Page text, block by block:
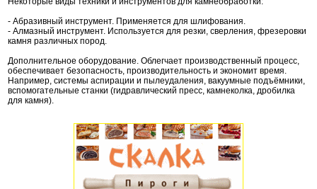
- Абразивный инструмент. Применяется для шлифования.
- Алмазный инструмент. Используется для резки, сверления, фрезеровки
камня различных пород.
Дополнительное оборудование. Облегчает производственный процесс,
обеспечивает безопасность, производительность и экономит время.
Например, системы аспирации и пылеудаления, вакуумные подъёмники,
вспомогательные станки (гидравлический пресс, камнеколка, дробилка
для камня).